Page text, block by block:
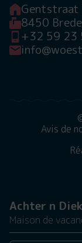
Achter n Diek
Maison de
Gentstraat
8450
+32 59 23
Avis de